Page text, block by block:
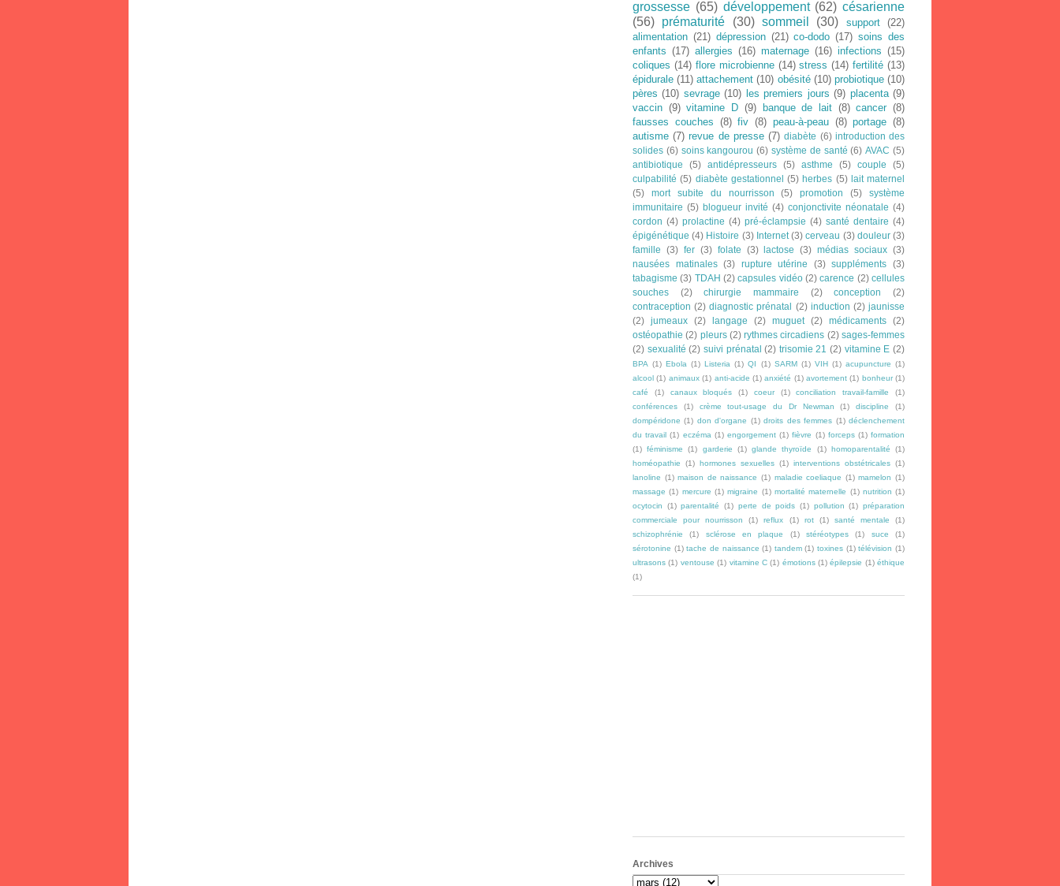
grossesse (65) développement (62) césarienne
(56) prématurité (30) sommeil (30) support
(22)
alimentation (21) dépression (21) co-dodo (17) soins des
enfants (17) allergies (16) maternage (16) infections (15)
coliques (14) flore microbienne (14) stress (14) fertilité (13)
épidurale (11) attachement (10) obésité (10) probiotique (10)
pères (10) sevrage (10) les premiers jours (9) placenta (9)
vaccin (9) vitamine D (9) banque de lait (8) cancer (8)
fausses couches (8) fiv (8) peau-à-peau (8) portage (8)
autisme (7) revue de presse (7) diabète (6) introduction des
solides (6) soins kangourou (6) système de santé (6) AVAC (5)
antibiotique
(5) antidépresseurs (5) asthme (5) couple
(5)
culpabilité (5) diabète gestationnel (5) herbes (5) lait maternel
(5)
mort subite du nourrisson (5) promotion (5)
système
immunitaire (5) blogueur invité (4) conjonctivite néonatale (4)
cordon (4) prolactine (4) pré-éclampsie (4) santé dentaire (4)
épigénétique (4) Histoire (3) Internet (3) cerveau (3) douleur (3)
famille
(3) fer (3) folate (3) lactose (3) médias sociaux (3)
nausées matinales (3) rupture utérine (3) suppléments
(3)
tabagisme (3) TDAH (2) capsules vidéo (2) carence (2) cellules
souches
(2) chirurgie mammaire (2) conception
(2)
contraception (2) diagnostic prénatal (2) induction (2) jaunisse
(2)
jumeaux (2) langage (2) muguet (2) médicaments
(2)
ostéopathie (2) pleurs (2) rythmes circadiens (2) sages-femmes
(2) sexualité (2) suivi prénatal (2) trisomie 21 (2) vitamine E (2)
BPA (1) Ebola (1) Listeria (1) QI (1) SARM (1) VIH (1) acupuncture (1)
alcool (1) animaux (1) anti-acide (1) anxiété (1) avortement (1) bonheur (1)
café
(1) canaux bloqués (1) coeur (1) conciliation travail-famille
(1)
conférences
(1) crème tout-usage du Dr Newman (1) discipline
(1)
dompéridone (1) don d'organe (1) droits des femmes (1) déclenchement
du travail (1) eczéma (1) engorgement (1) fièvre (1) forceps (1) formation
(1) féminisme (1) garderie (1) glande thyroïde (1) homoparentalité
(1)
homéopathie
(1) hormones sexuelles (1) interventions obstétricales (1)
lanoline (1) maison de naissance (1) maladie coeliaque (1) mamelon (1)
massage (1) mercure (1) migraine (1) mortalité maternelle (1) nutrition (1)
ocytocin
(1) parentalité (1) perte de poids (1) pollution (1) préparation
commerciale pour nourrisson
(1) reflux (1) rot (1) santé mentale
(1)
schizophrénie
(1) sclérose en plaque (1) stéréotypes (1) suce
(1)
sérotonine (1) tache de naissance (1) tandem (1) toxines (1) télévision (1)
ultrasons (1) ventouse (1) vitamine C (1) émotions (1) épilepsie (1) éthique
(1)
Archives